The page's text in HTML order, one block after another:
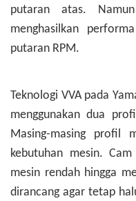
putaran atas.
menghasilkan
putaran RPM.
Teknologi VVA pada
menggunakan dua
Masing-masing profil
kebutuhan mesin.
mesin rendah hingga
dirancang agar tetap